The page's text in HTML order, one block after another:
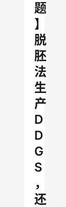
题
】
脱
胚
法
生
产
D
D
G
S
，
还